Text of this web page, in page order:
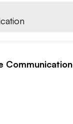
Communication